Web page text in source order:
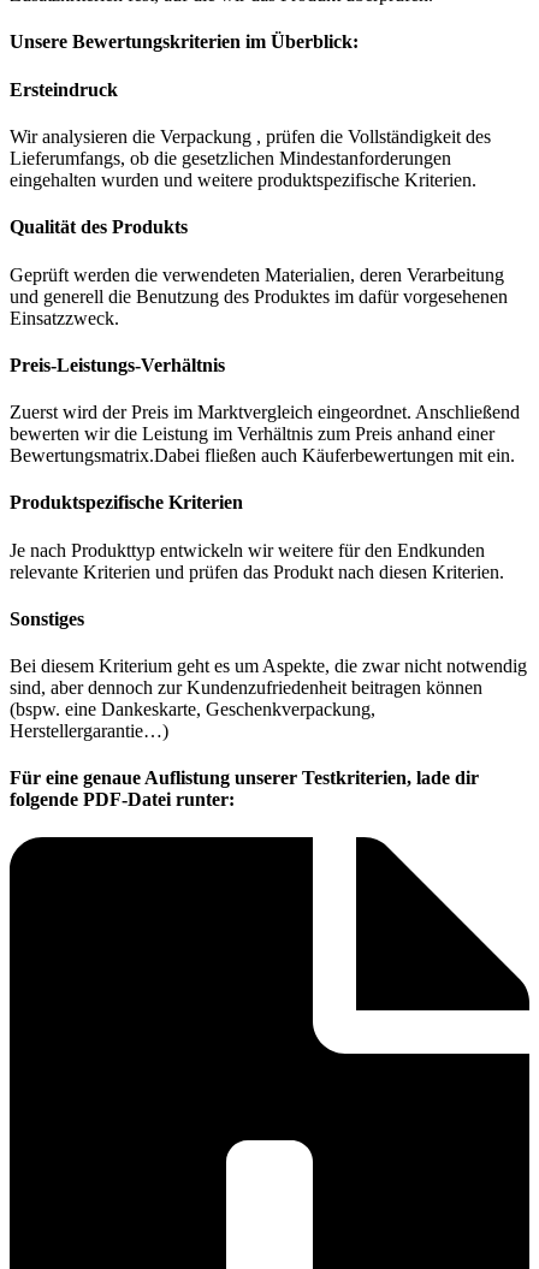
Unsere Bewertungskriterien im Überblick:
Ersteindruck
Wir analysieren die Verpackung , prüfen die Vollständigkeit des
Lieferumfangs, ob die gesetzlichen Mindestanforderungen
eingehalten wurden und weitere produktspezifische Kriterien.
Qualität des Produkts
Geprüft werden die verwendeten Materialien, deren Verarbeitung
und generell die Benutzung des Produktes im dafür vorgesehenen
Einsatzzweck.
Preis-Leistungs-Verhältnis
Zuerst wird der Preis im Marktvergleich eingeordnet. Anschließend
bewerten wir die Leistung im Verhältnis zum Preis anhand einer
Bewertungsmatrix.Dabei fließen auch Käuferbewertungen mit ein.
Produktspezifische Kriterien
Je nach Produkttyp entwickeln wir weitere für den Endkunden
relevante Kriterien und prüfen das Produkt nach diesen Kriterien.
Sonstiges
Bei diesem Kriterium geht es um Aspekte, die zwar nicht notwendig
sind, aber dennoch zur Kundenzufriedenheit beitragen können
(bspw. eine Dankeskarte, Geschenkverpackung,
Herstellergarantie…)
Für eine genaue Auflistung unserer Testkriterien, lade dir
folgende PDF-Datei runter: